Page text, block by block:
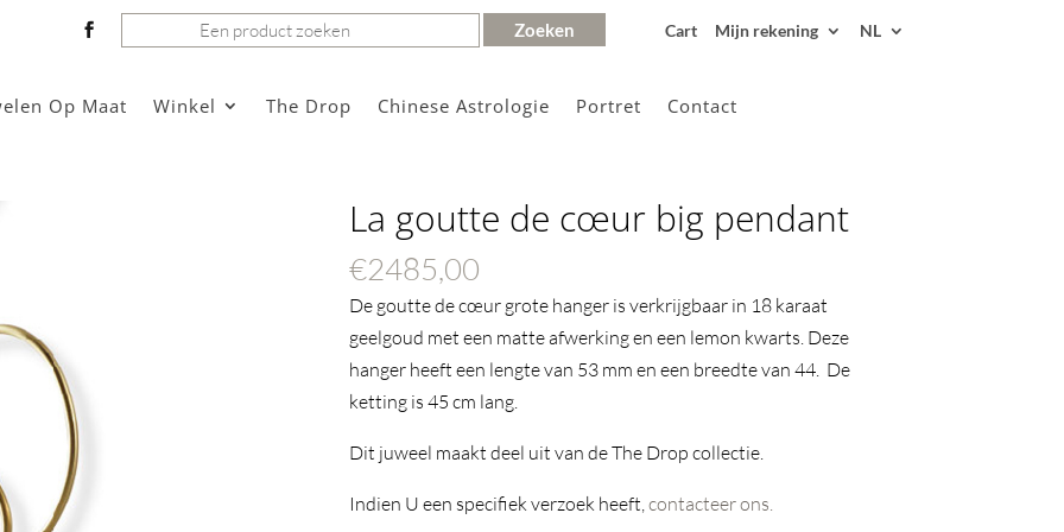
Zoeken
Cart Mijn rekening NL
Op Maat Winkel The Drop Chinese Astrologie Portret Contact
La goutte de cœur big pendant
€2485,00
De goutte de cœur grote hanger is verkrijgbaar in 18 karaat
geelgoud met een matte afwerking en een lemon kwarts. Deze
hanger heeft een lengte van 53 mm en een breedte van 44. De
ketting is 45 cm lang.
Dit juweel maakt deel uit van de The Drop collectie.
Indien U een specifiek verzoek heeft,contacteer ons.